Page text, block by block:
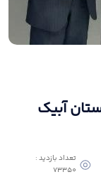
آبیک
تعداد بازدید :
73350